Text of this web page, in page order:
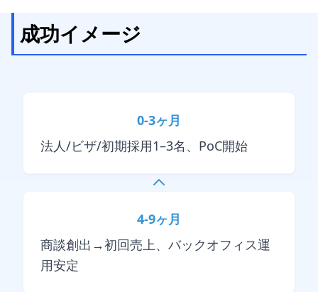
成功イメージ
0-3ヶ月
法人/ビザ/初期採用1–3名、PoC開始
4-9ヶ月
商談創出→初回売上、バックオフィス運
用安定